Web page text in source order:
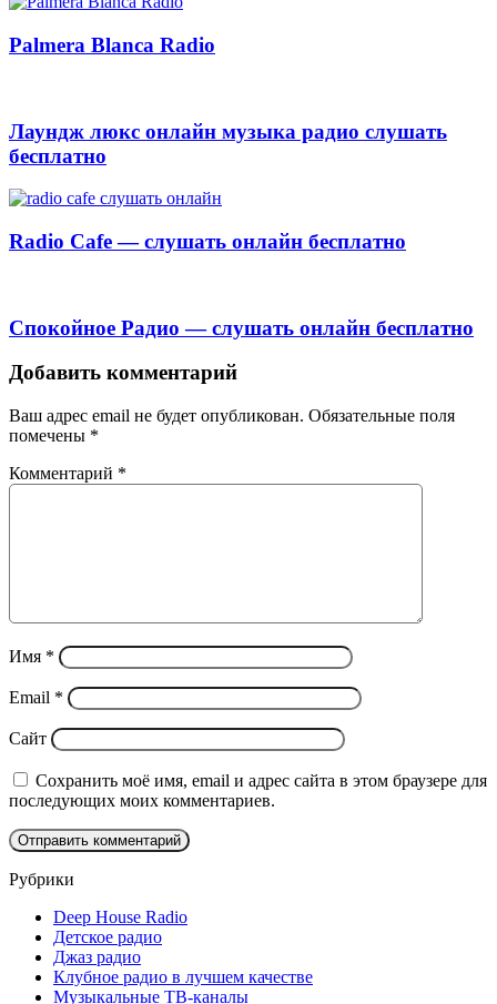
Palmera Blanca Radio
Лаундж люкс онлайн музыка радио слушать
бесплатно
Radio Cafe — слушать онлайн бесплатно
Спокойное Радио — слушать онлайн бесплатно
Добавить комментарий
Ваш адрес email не будет опубликован. Обязательные поля
помечены *
Комментарий *
Имя *
Email *
Сайт
Сохранить моё имя, email и адрес сайта в этом браузере для
последующих моих комментариев.
Рубрики
Deep House Radio
Детское радио
Джаз радио
Клубное радио в лучшем качестве
Музыкальные ТВ-каналы